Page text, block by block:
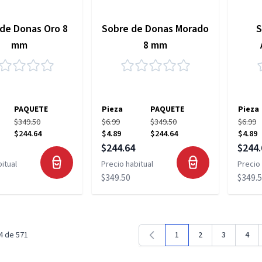
Donas Oro 8
mm
PAQUETE
$349.50
$244.64
Sobre de Donas Morado
8 mm
Pieza
PAQUETE
$6.99
$4.89
$349.50
$244.64
Precio especial
$244.64
Precio habitual
$349.50
Pieza
$6.99
$4.89
de 571 Estás leyendo la página
1 Página
2 Página
3 4